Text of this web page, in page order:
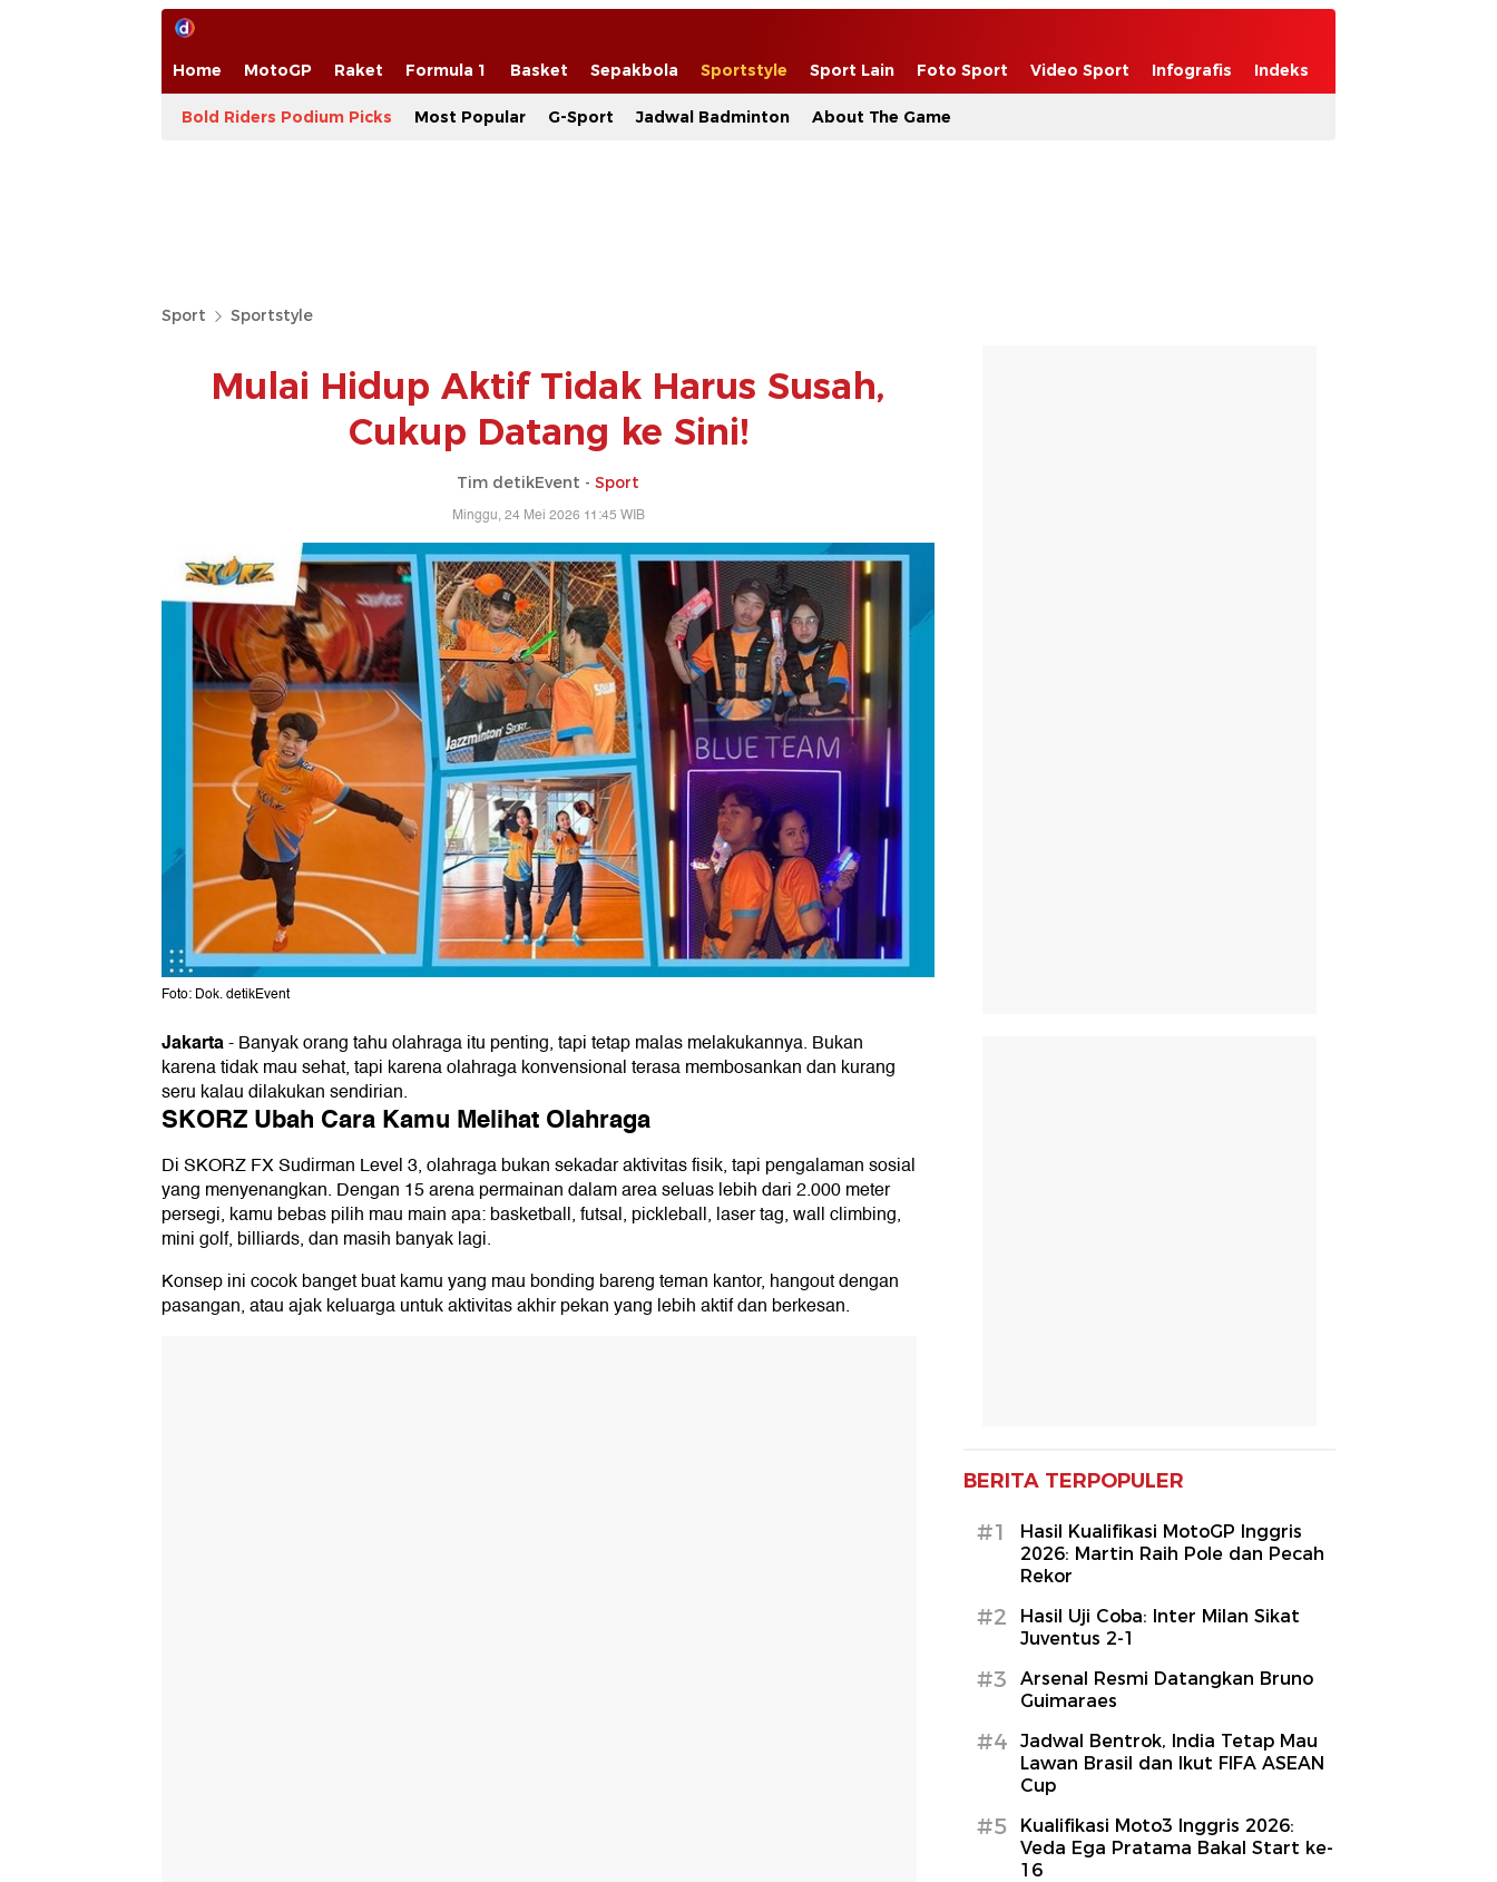
Home MotoGP Raket Formula 1 Basket Sepakbola Sportstyle Sport Lain Foto Sport Video Sport Infografis Indeks
Bold Riders Podium Picks Most Popular G-Sport Jadwal Badminton About The Game
Sport Sportstyle
Mulai Hidup Aktif Tidak Harus Susah,
Cukup Datang ke Sini!
Tim detikEvent - Sport
Minggu, 24 Mei 2026 11:45 WIB
Foto: Dok. detikEvent
Jakarta-Banyak orang tahu olahraga itu penting, tapi tetap malas melakukannya. Bukan
karena tidak mau sehat, tapi karena olahraga konvensional terasa membosankan dan kurang
seru kalau dilakukan sendirian.
SKORZ Ubah Cara Kamu Melihat Olahraga
Di SKORZ FX Sudirman Level 3, olahraga bukan sekadar aktivitas fisik, tapi pengalaman sosial
yang menyenangkan. Dengan 15 arena permainan dalam area seluas lebih dari 2.000 meter
persegi, kamu bebas pilih mau main apa: basketball, futsal, pickleball, laser tag, wall climbing,
mini golf, billiards, dan masih banyak lagi.
Konsep ini cocok banget buat kamu yang mau bonding bareng teman kantor, hangout dengan
pasangan, atau ajak keluarga untuk aktivitas akhir pekan yang lebih aktif dan berkesan.
BERITA TERPOPULER
#1
Hasil Kualifikasi MotoGP Inggris
2026: Martin Raih Pole dan Pecah
Rekor
#2
Hasil Uji Coba: Inter Milan Sikat
Juventus 2-1
#3
Arsenal Resmi Datangkan Bruno
Guimaraes
#4
Jadwal Bentrok, India Tetap Mau
Lawan Brasil dan Ikut FIFA ASEAN
Cup
#5
Kualifikasi Moto3 Inggris 2026:
Veda Ega Pratama Bakal Start ke-
16